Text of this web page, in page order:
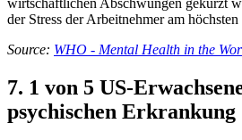
der Stress der Arbeitnehmer am höchsten
Source: WHO - Mental Health in the
7. 1 von 5 US-
psychischen Erkrankung